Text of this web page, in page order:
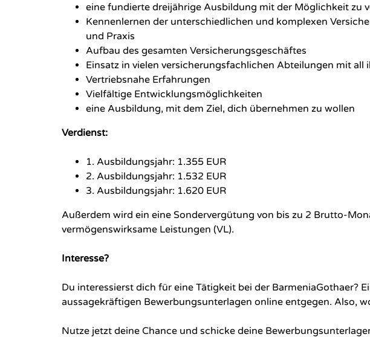
eine fundierte dreijährige Ausbildung mit der Möglichkeit zu
Kennenlernen der unterschiedlichen und komplexen
und Praxis
Aufbau des gesamten Versicherungsgeschäftes
Einsatz in vielen versicherungsfachlichen Abteilungen mit all
Vertriebsnahe Erfahrungen
Vielfältige Entwicklungsmöglichkeiten
eine Ausbildung, mit dem Ziel, dich übernehmen zu wollen
Verdienst:
1. Ausbildungsjahr: 1.355 EUR
2. Ausbildungsjahr: 1.532 EUR
3. Ausbildungsjahr: 1.620 EUR
Außerdem wird ein eine Sondervergütung von bis zu 2 Brutto-
vermögenswirksame Leistungen (VL).
Interesse?
Du interessierst dich für eine Tätigkeit bei der BarmeniaGothaer?
aussagekräftigen Bewerbungsunterlagen online entgegen. Also,
Nutze jetzt deine Chance und schicke deine